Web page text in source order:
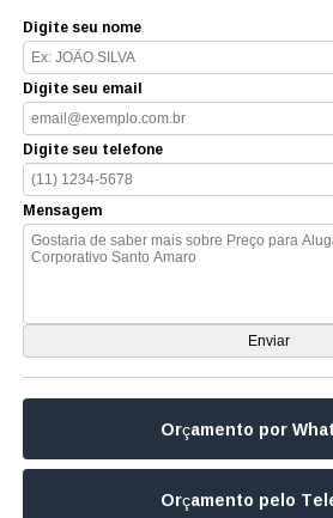
Digite seu nome
Digite seu email
Digite seu telefone
Mensagem
Orçamento por
Orçamento pelo